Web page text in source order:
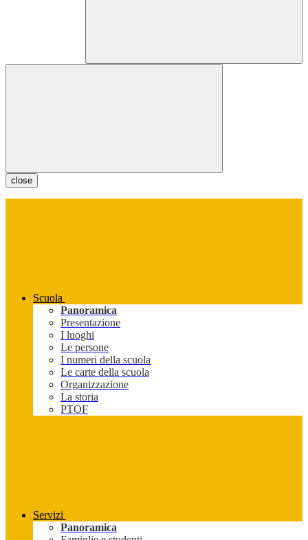
close
Scuola
Panoramica
Presentazione
I luoghi
Le persone
I numeri della scuola
Le carte della scuola
Organizzazione
La storia
PTOF
Servizi
Panoramica